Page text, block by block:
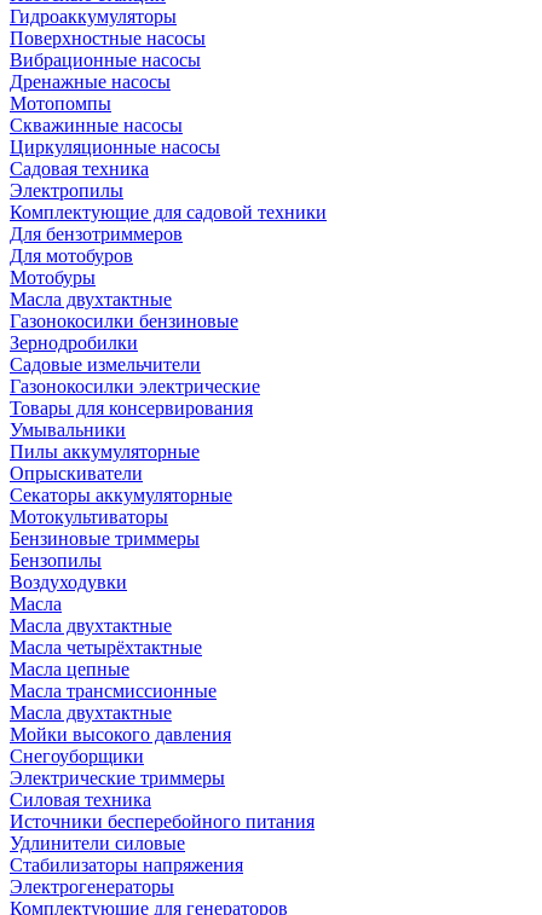
Гидроаккумуляторы
Поверхностные насосы
Вибрационные насосы
Дренажные насосы
Мотопомпы
Скважинные насосы
Циркуляционные насосы
Садовая техника
Электропилы
Комплектующие для садовой техники
Для бензотриммеров
Для мотобуров
Мотобуры
Масла двухтактные
Газонокосилки бензиновые
Зернодробилки
Садовые измельчители
Газонокосилки электрические
Товары для консервирования
Умывальники
Пилы аккумуляторные
Опрыскиватели
Секаторы аккумуляторные
Мотокультиваторы
Бензиновые триммеры
Бензопилы
Воздуходувки
Масла
Масла двухтактные
Масла четырёхтактные
Масла цепные
Масла трансмиссионные
Масла двухтактные
Мойки высокого давления
Снегоуборщики
Электрические триммеры
Силовая техника
Источники бесперебойного питания
Удлинители силовые
Стабилизаторы напряжения
Электрогенераторы
Комплектующие для генераторов